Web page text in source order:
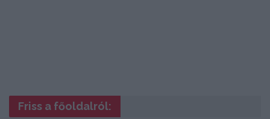
Friss a főoldalról: